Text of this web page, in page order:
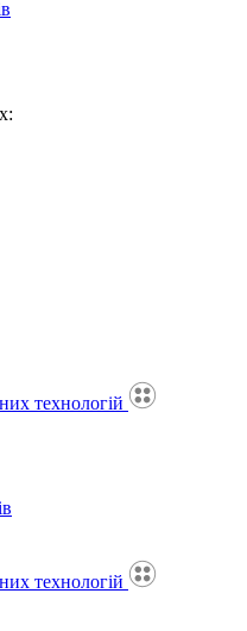
технологій
технологій